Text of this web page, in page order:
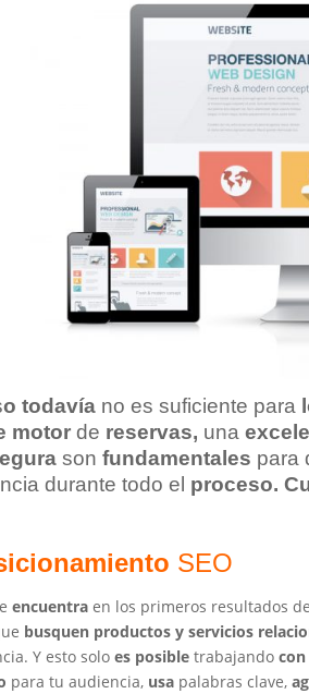
o todavía no es suficiente para
motor de reservas, una
sonfundamentales para
durante todo el proceso.
SEO
encuentra en los primeros resultados
busquen productos y servicios
Y esto soloes posible trabajando
para tu audiencia, usa palabras clave,